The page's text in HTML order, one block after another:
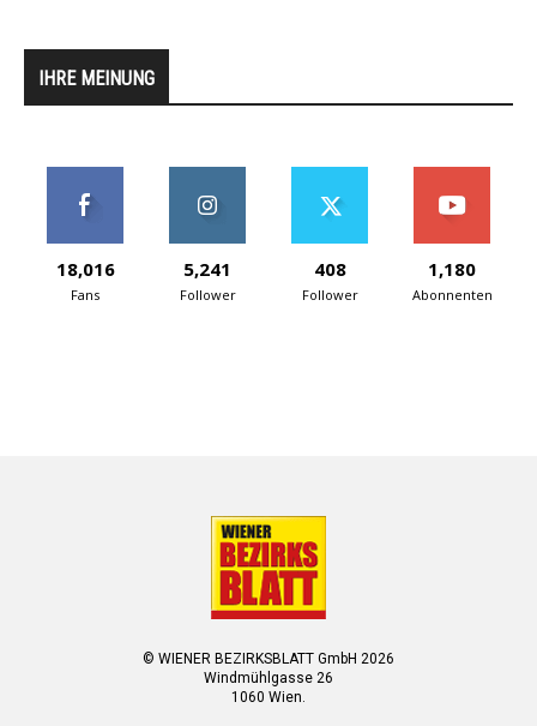
IHRE MEINUNG
18,016
Fans
5,241
Follower
408
Follower
1,180
Abonnenten
© WIENER BEZIRKSBLATT GmbH 2026
Windmühlgasse 26
1060 Wien.